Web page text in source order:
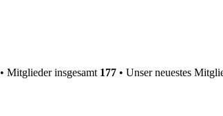
• Mitglieder insgesamt 177 • Unser neuestes